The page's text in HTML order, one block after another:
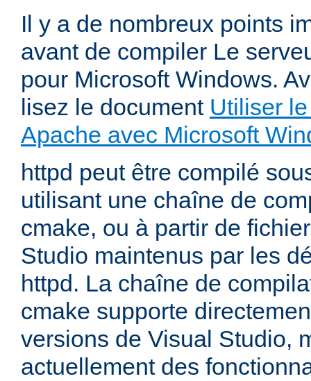
Il y a de nombreux points
avant de compiler Le
pour Microsoft Windows.
lisez le document Utiliser
Apache avec Microsoft
httpd peut être compilé
utilisant une chaîne de
cmake, ou à partir de
Studio maintenus par les
httpd. La chaîne de
cmake supporte
versions de Visual Studio,
actuellement des